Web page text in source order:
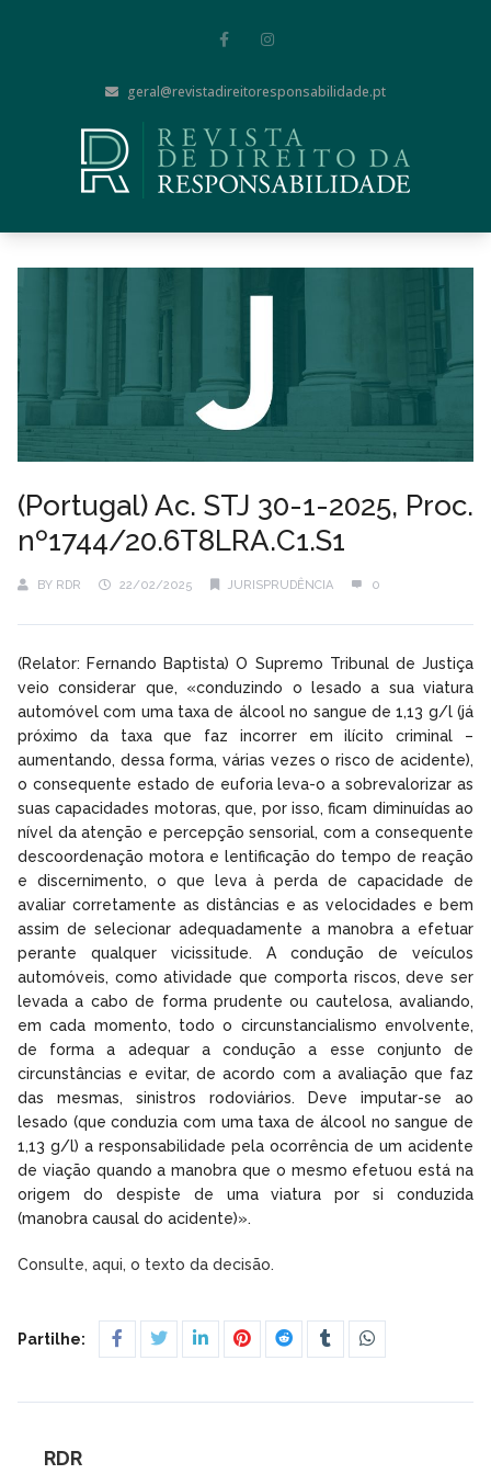
geral@revistadireitoresponsabilidade.pt
(Portugal) Ac. STJ 30-1-2025, Proc.
nº1744/20.6T8LRA.C1.S1
BY RDR 22/02/2025 JURISPRUDÊNCIA 0
(Relator: Fernando Baptista) O Supremo Tribunal de Justiça
veio considerar que, «conduzindo o lesado a sua viatura
automóvel com uma taxa de álcool no sangue de 1,13 g/l (já
próximo da taxa que faz incorrer em ilícito criminal –
aumentando, dessa forma, várias vezes o risco de acidente),
o consequente estado de euforia leva-o a sobrevalorizar as
suas capacidades motoras, que, por isso, ficam diminuídas ao
nível da atenção e percepção sensorial, com a consequente
descoordenação motora e lentificação do tempo de reação
e discernimento, o que leva à perda de capacidade de
avaliar corretamente as distâncias e as velocidades e bem
assim de selecionar adequadamente a manobra a efetuar
perante qualquer vicissitude. A condução de veículos
automóveis, como atividade que comporta riscos, deve ser
levada a cabo de forma prudente ou cautelosa, avaliando,
em cada momento, todo o circunstancialismo envolvente,
de forma a adequar a condução a esse conjunto de
circunstâncias e evitar, de acordo com a avaliação que faz
das mesmas, sinistros rodoviários. Deve imputar-se ao
lesado (que conduzia com uma taxa de álcool no sangue de
1,13 g/l) a responsabilidade pela ocorrência de um acidente
de viação quando a manobra que o mesmo efetuou está na
origem do despiste de uma viatura por si conduzida
(manobra causal do acidente)».
Consulte, aqui, o texto da decisão.
Partilhe:
RDR